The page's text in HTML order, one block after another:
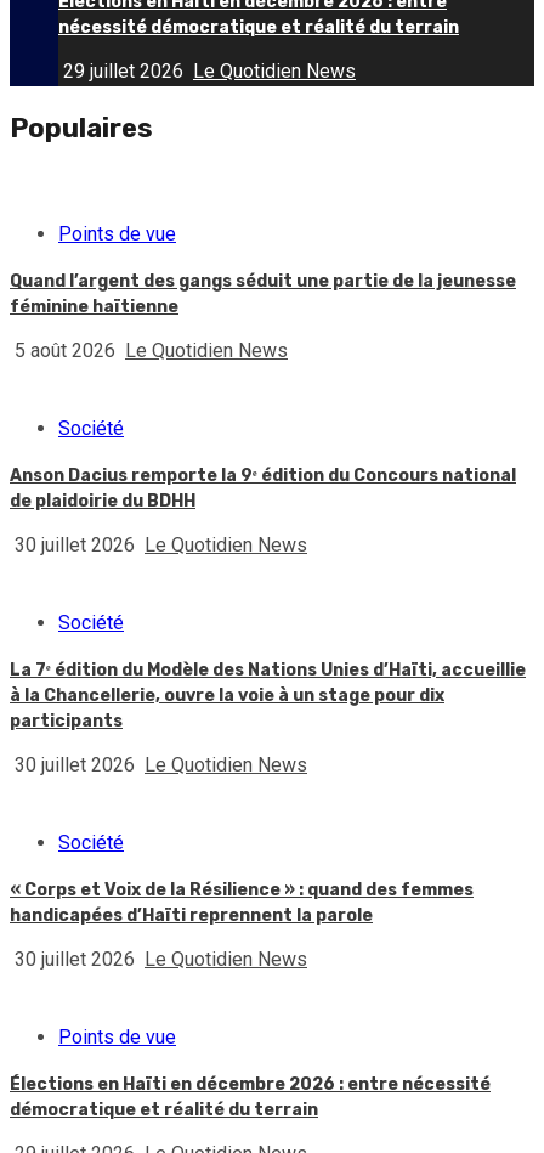
nécessité démocratique et réalité du terrain
29 juillet 2026 Le Quotidien News
Populaires
Points de vue
Quand l’argent des gangs séduit une partie de la jeunesse
féminine haïtienne
5 août 2026 Le Quotidien News
Société
Anson Dacius remporte la 9ᵉ édition du Concours national
de plaidoirie du BDHH
30 juillet 2026 Le Quotidien News
Société
La 7ᵉ édition du Modèle des Nations Unies d’Haïti, accueillie
à la Chancellerie, ouvre la voie à un stage pour dix
participants
30 juillet 2026 Le Quotidien News
Société
« Corps et Voix de la Résilience » : quand des femmes
handicapées d’Haïti reprennent la parole
30 juillet 2026 Le Quotidien News
Points de vue
Élections en Haïti en décembre 2026 : entre nécessité
démocratique et réalité du terrain